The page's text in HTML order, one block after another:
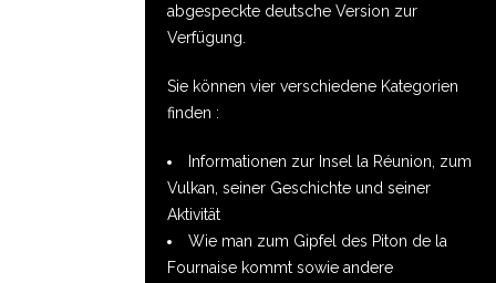
abgespeckte deutsche Version zur
Verfügung.
Sie können vier verschiedene Kategorien
finden :
Informationen zur Insel la Réunion, zum
Vulkan, seiner Geschichte und seiner
Aktivität
Wie man zum Gipfel des Piton de la
Fournaise kommt sowie andere